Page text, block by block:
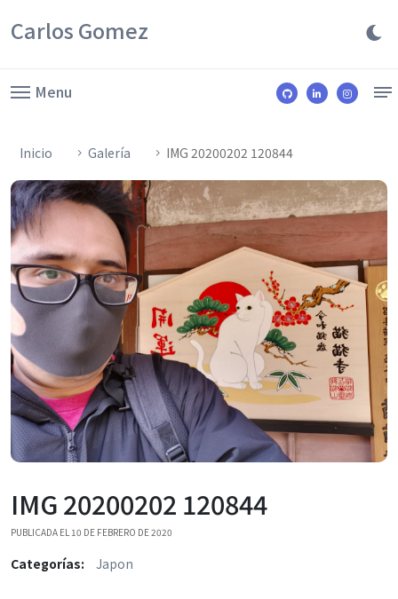
Carlos Gomez
Menu
Inicio Galería IMG 20200202 120844
IMG 20200202 120844
PUBLICADA EL 10 DE FEBRERO DE 2020
Categorías: Japon